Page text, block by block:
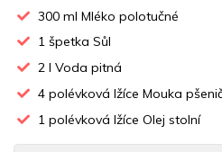
300 ml Mléko polotučné
1 špetka Sůl
2 l Voda pitná
4 polévková lžíce Mouka
1 polévková lžíce Olej stolní